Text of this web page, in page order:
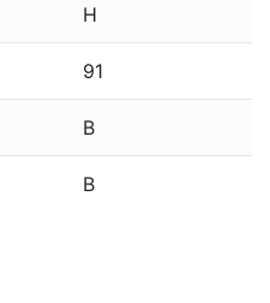
H
91
B
B